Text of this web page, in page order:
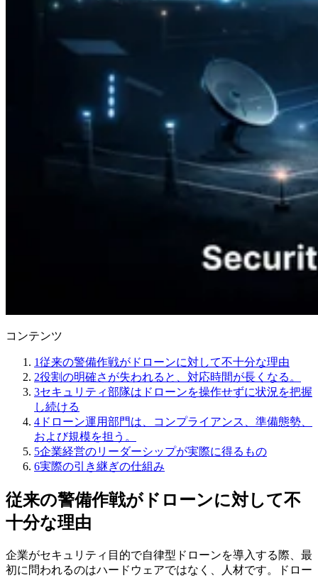
コンテンツ
1従来の警備作戦がドローンに対して不十分な理由
2役割の明確さが失われると、対応時間が長くなる。
3セキュリティ部隊はドローンを操作せずに状況を把握
し続ける
4 ドローン運用部門は、コンプライアンス、準備態勢、
および規模を担う。
5企業経営のリーダーシップが実際に得るもの
6実際の引き継ぎの仕組み
従来の警備作戦がドローンに対して不
十分な理由
企業がセキュリティ目的で自律型ドローンを導入する際、最
初に問われるのはハードウェアではなく、人材です。ドロー